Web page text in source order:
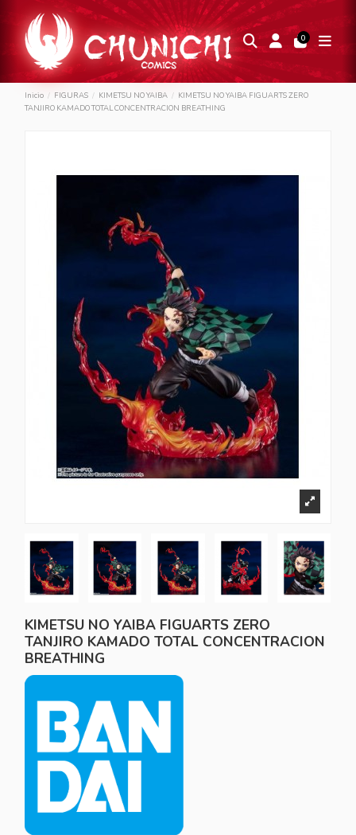
0
Inicio FIGURAS KIMETSU NO YAIBA
KIMETSU NO YAIBA FIGUARTS ZERO
TANJIRO KAMADO TOTAL CONCENTRACION BREATHING
KIMETSU NO YAIBA FIGUARTS ZERO
TANJIRO KAMADO TOTAL CONCENTRACION
BREATHING